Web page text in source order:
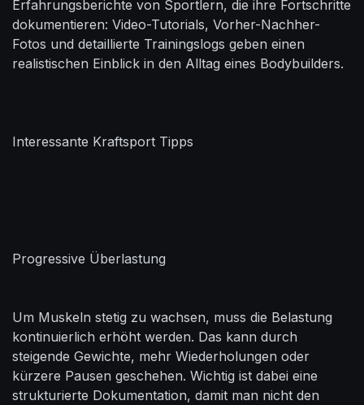
Erfahrungsberichte von Sportlern, die ihre Fortschritte
dokumentieren: Video-Tutorials, Vorher-Nachher-
Fotos und detaillierte Trainingslogs geben einen
realistischen Einblick in den Alltag eines Bodybuilders.
Interessante Kraftsport Tipps
Progressive Überlastung
Um Muskeln stetig zu wachsen, muss die Belastung
kontinuierlich erhöht werden. Das kann durch
steigende Gewichte, mehr Wiederholungen oder
kürzere Pausen geschehen. Wichtig ist dabei eine
strukturierte Dokumentation, damit man nicht den